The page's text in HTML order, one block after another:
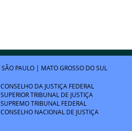
SÃO PAULO | MATO GROSSO DO SUL
CONSELHO DA JUSTIÇA FEDERAL
SUPERIOR TRIBUNAL DE JUSTIÇA
SUPREMO TRIBUNAL FEDERAL
CONSELHO NACIONAL DE JUSTIÇA